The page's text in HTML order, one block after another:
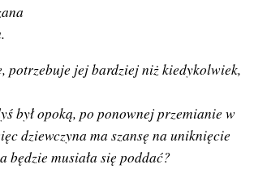
potrzebuje jej bardziej niż kiedykolwiek,
był opoką, po ponownej przemianie w
dziewczyna ma szansę na uniknięcie
musiała się poddać?